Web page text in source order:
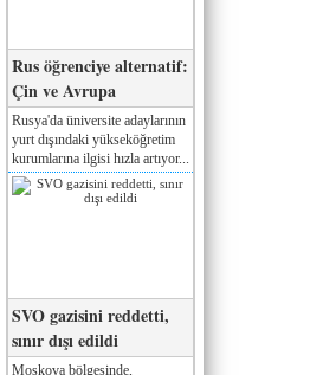
Rus öğrenciye alternatif:
Çin ve Avrupa
Rusya'da üniversite adaylarının
yurt dışındaki yükseköğretim
kurumlarına ilgisi hızla artıyor...
SVO gazisini reddetti,
sınır dışı edildi
Moskova bölgesinde,